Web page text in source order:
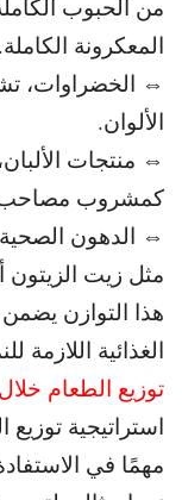
من الحبوب
المعكرونة الكاملة.
⇔ الخضراوات،
الألوان.
⇔ منتجات
كمشروب مصاحب
⇔ الدهون
مثل زيت الزيتون
هذا التوازن
الغذائية اللازمة
توزيع الطعام
استراتيجية
مهمًا في